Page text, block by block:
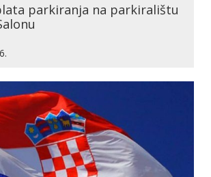
parkiranja na parkiralištu